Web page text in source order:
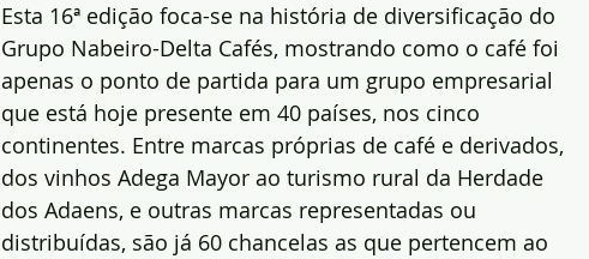
Esta 16ª edição foca-se na história de diversificação do
Grupo Nabeiro-Delta Cafés, mostrando como o café foi
apenas o ponto de partida para um grupo empresarial
que está hoje presente em 40 países, nos cinco
continentes. Entre marcas próprias de café e derivados,
dos vinhos Adega Mayor ao turismo rural da Herdade
dos Adaens, e outras marcas representadas ou
distribuídas, são já 60 chancelas as que pertencem ao